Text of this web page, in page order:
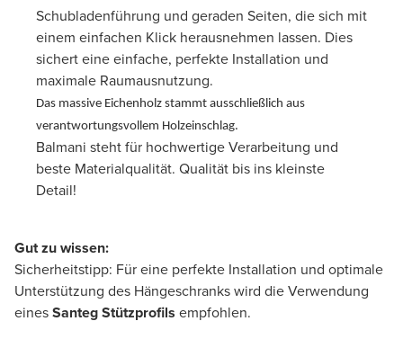
Schubladenführung und geraden Seiten, die sich mit
einem einfachen Klick herausnehmen lassen. Dies
sichert eine einfache, perfekte Installation und
maximale Raumausnutzung.
Das massive Eichenholz stammt ausschließlich aus
verantwortungsvollem Holzeinschlag.
Balmani steht für hochwertige Verarbeitung und
beste Materialqualität. Qualität bis ins kleinste
Detail!
Gut zu wissen:
Sicherheitstipp: Für eine perfekte Installation und optimale
Unterstützung des Hängeschranks wird die Verwendung
einesSanteg Stützprofils empfohlen.